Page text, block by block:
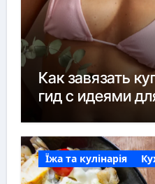
Как завязать
гид с идеями
Їжа та кулінарія